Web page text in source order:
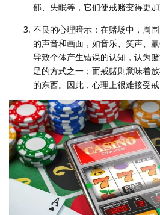
郁、失眠等，它们使戒赌变得更加
不良的心理暗示：在赌场中，周
的声音和画面，如音乐、笑声、
导致个体产生错误的认知，认为
足的方式之一；而戒赌则意味着
的东西。因此，心理上很难接受戒